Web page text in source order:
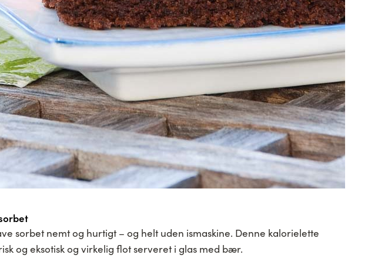
sorbet nemt og hurtigt – og helt uden ismaskine. Denne kalorielette
og eksotisk og virkelig flot serveret i glas med bær.